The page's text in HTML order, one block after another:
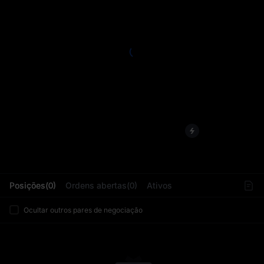
Posições(0) Ordens abertas(0) Ativos
Ocultar outros pares de negociação